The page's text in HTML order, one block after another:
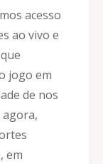
acesso
ao vivo e
jogo em
de nos
em